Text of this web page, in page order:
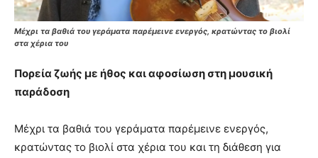
Μέχρι τα βαθιά του γεράματα παρέμεινε ενεργός, κρατώντας το βιολί
στα χέρια του
Πορεία ζωής με ήθος και αφοσίωση στη μουσική
παράδοση
Μέχρι τα βαθιά του γεράματα παρέμεινε ενεργός,
κρατώντας το βιολί στα χέρια του και τη διάθεση για